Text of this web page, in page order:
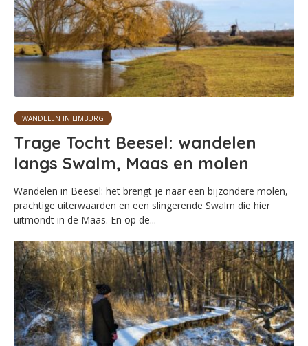
WANDELEN IN LIMBURG
Trage Tocht Beesel: wandelen
langs Swalm, Maas en molen
Wandelen in Beesel: het brengt je naar een bijzondere molen,
prachtige uiterwaarden en een slingerende Swalm die hier
uitmondt in de Maas. En op de...